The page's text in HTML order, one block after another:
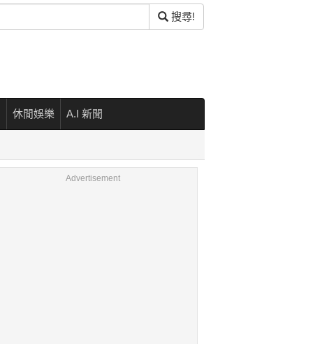
搜尋!
休閒娛樂 A.I 新聞
Advertisement